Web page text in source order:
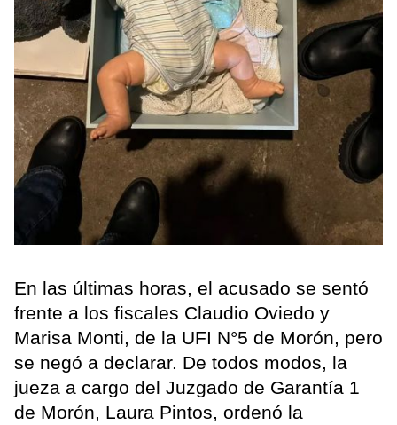
En las últimas horas, el acusado se sentó
frente a los fiscales Claudio Oviedo y
Marisa Monti, de la UFI N°5 de Morón, pero
se negó a declarar. De todos modos, la
jueza a cargo del Juzgado de Garantía 1
de Morón, Laura Pintos, ordenó la